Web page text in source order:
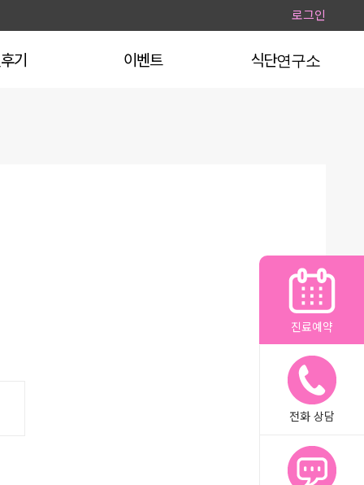
로그인
기 이벤트 식단연구소
진료예약
전화 상담